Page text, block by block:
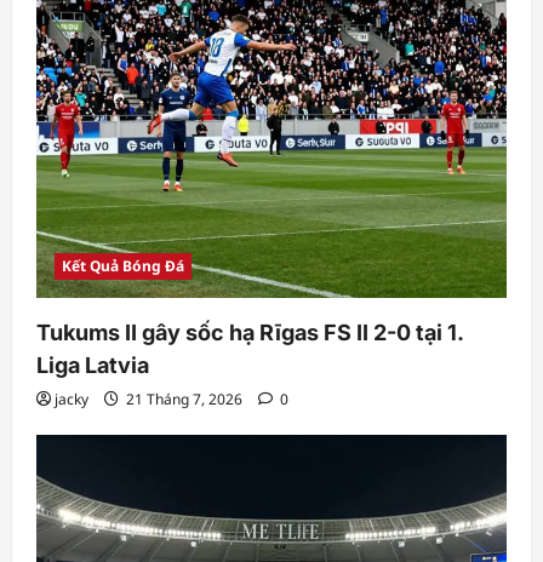
Kết Quả Bóng Đá
Tukums II gây sốc hạ Rīgas FS II 2-0 tại 1.
Liga Latvia
jacky 21 Tháng 7, 2026 0